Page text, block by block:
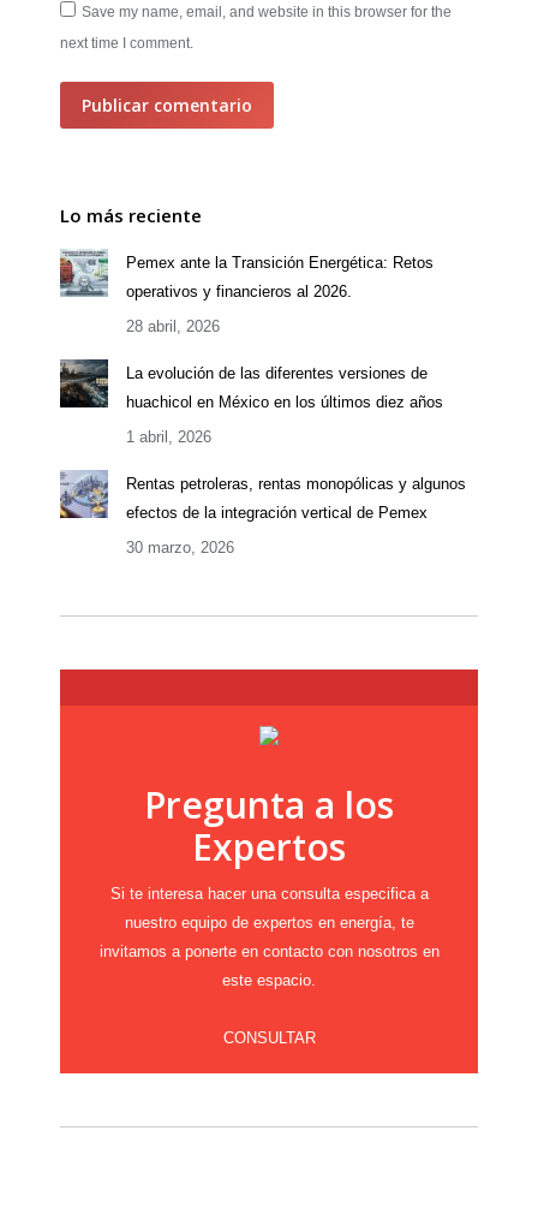
Save my name, email, and website in this browser for the
next time I comment.
Publicar comentario
Lo más reciente
Pemex ante la Transición Energética: Retos
operativos y financieros al 2026.
28 abril, 2026
La evolución de las diferentes versiones de
huachicol en México en los últimos diez años
1 abril, 2026
Rentas petroleras, rentas monopólicas y algunos
efectos de la integración vertical de Pemex
30 marzo, 2026
Pregunta a los
Expertos
Si te interesa hacer una consulta especifica a
nuestro equipo de expertos en energía, te
invitamos a ponerte en contacto con nosotros en
este espacio.
CONSULTAR